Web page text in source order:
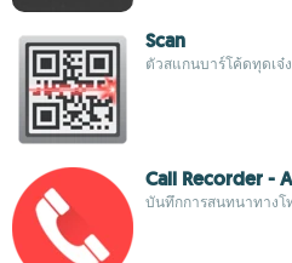
Scan
ตัวสแกนบาร์โค้ดทุดเจ๋
Call Recorder -
บันทึกการสนทนาทางโ